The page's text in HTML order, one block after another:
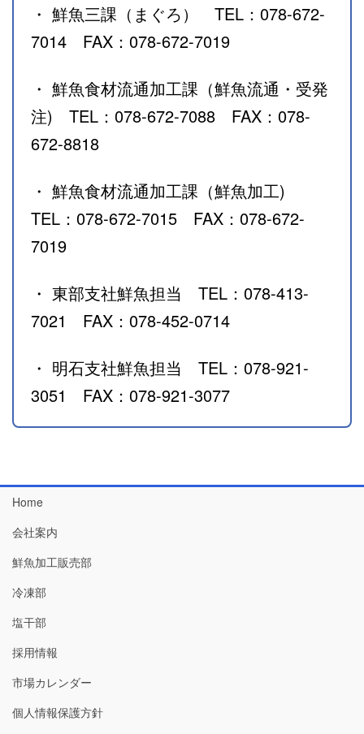
・ 鮮魚三課（まぐろ） TEL：078-672-
7014 FAX：078-672-7019
・ 鮮魚食材流通加工課（鮮魚流通・受発
注) TEL：078-672-7088 FAX：078-
672-8818
・ 鮮魚食材流通加工課（鮮魚加工)
TEL：078-672-7015 FAX：078-672-
7019
・ 東部支社鮮魚担当 TEL：078-413-
7021 FAX：078-452-0714
・ 明石支社鮮魚担当 TEL：078-921-
3051 FAX：078-921-3077
Home
会社案内
鮮魚加工販売部
冷凍部
塩干部
採用情報
市場カレンダー
個人情報保護方針